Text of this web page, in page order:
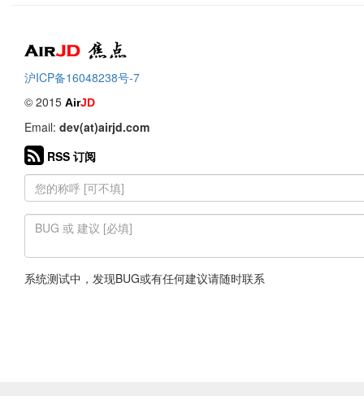
Air焦点
沪ICP备16048238号-7
© 2015 AirJD
Email: dev(at)airjd.com
RSS 订阅
系统测试中，发现BUG或有任何建议请随时联系